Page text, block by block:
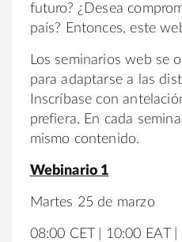
futuro? ¿Desea
país? Entonces, este
Los seminarios web se
para adaptarse a las
Inscríbase con
prefiera. En cada
mismo contenido.
Webinario 1
Martes 25 de marzo
08:00 CET | 10:00 EAT